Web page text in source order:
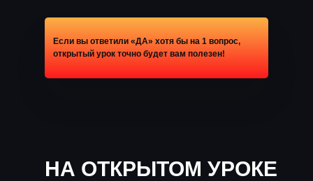
Если вы ответили «ДА» хотя бы на 1 вопрос,
открытый урок точно будет вам полезен!
НА ОТКРЫТОМ УРОКЕ